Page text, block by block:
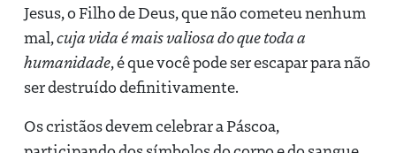
Jesus, o Filho de Deus, que não cometeu nenhum
mal,cuja vida é mais valiosa do que toda a
humanidade, é que você pode ser escapar para não
ser destruído definitivamente.
Os cristãos devem celebrar a Páscoa,